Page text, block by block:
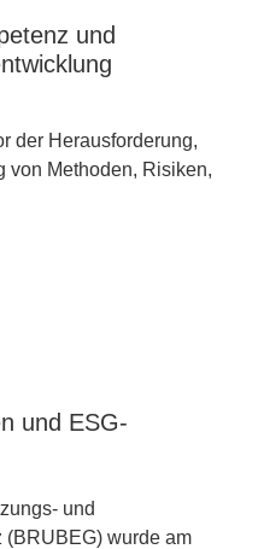
und
der Herausforderung,
von Methoden, Risiken,
und ESG-
und
(BRUBEG) wurde am